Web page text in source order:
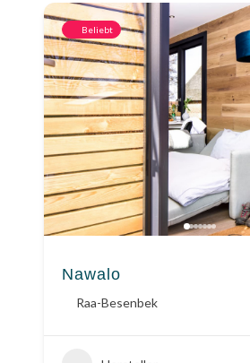
Beliebt
Nawalo
Raa-Besenbek